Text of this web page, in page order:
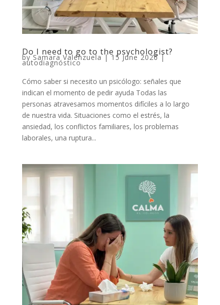
Do I need to go to the psychologist?
bySamara Valenzuela|15 June 2026|
autodiagnóstico
Cómo saber si necesito un psicólogo: señales que
indican el momento de pedir ayuda Todas las
personas atravesamos momentos difíciles a lo largo
de nuestra vida. Situaciones como el estrés, la
ansiedad, los conflictos familiares, los problemas
laborales, una ruptura...